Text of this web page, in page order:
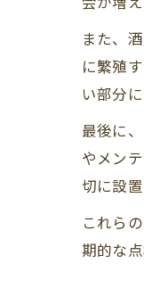
また、
に繁殖
い部分
最後に
やメン
切に設
これら
期的な